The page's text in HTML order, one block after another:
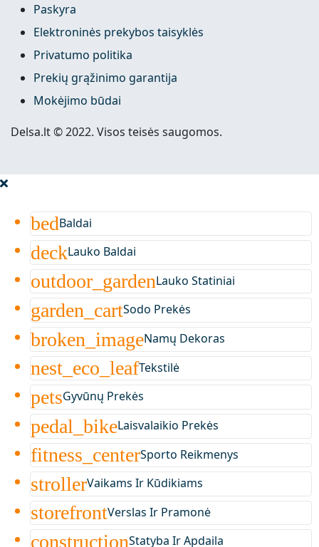
Paskyra
Elektroninės prekybos taisyklės
Privatumo politika
Prekių grąžinimo garantija
Mokėjimo būdai
Delsa.lt © 2022. Visos teisės saugomos.
bedBaldai
deckLauko Baldai
outdoor_gardenLauko Statiniai
garden_cartSodo Prekės
broken_imageNamų Dekoras
nest_eco_leafTekstilė
petsGyvūnų Prekės
pedal_bikeLaisvalaikio Prekės
fitness_centerSporto Reikmenys
strollerVaikams Ir Kūdikiams
storefrontVerslas Ir Pramonė
constructionStatyba Ir Apdaila